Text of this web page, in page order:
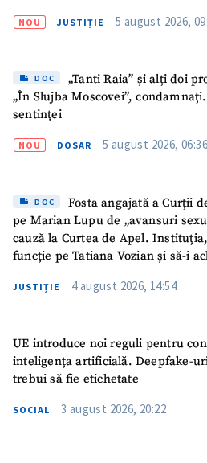
NOU JUSTIȚIE 5 august 2026,
DOC
„Tanti Raia” și alți doi
„În Slujba Moscovei”,
sentinței
NOU DOSAR 5 august 2026, 06:36
DOC
Fosta angajată a Curții
pe Marian Lupu de „avansuri
cauză la Curtea de Apel.
funcție pe Tatiana Vozian și să-i
JUSTIȚIE 4 august 2026, 14:54
UE introduce noi reguli pentru
inteligența artificială. Deepfake-
trebui să fie etichetate
SOCIAL 3 august 2026, 20:22